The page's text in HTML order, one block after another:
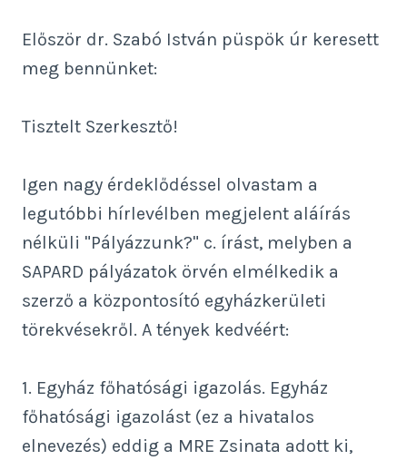
Először dr. Szabó István püspök úr keresett
meg bennünket:
Tisztelt Szerkesztő!
Igen nagy érdeklődéssel olvastam a
legutóbbi hírlevélben megjelent aláírás
nélküli "Pályázzunk?" c. írást, melyben a
SAPARD pályázatok örvén elmélkedik a
szerző a központosító egyházkerületi
törekvésekről. A tények kedvéért:
1. Egyház főhatósági igazolás. Egyház
főhatósági igazolást (ez a hivatalos
elnevezés) eddig a MRE Zsinata adott ki,